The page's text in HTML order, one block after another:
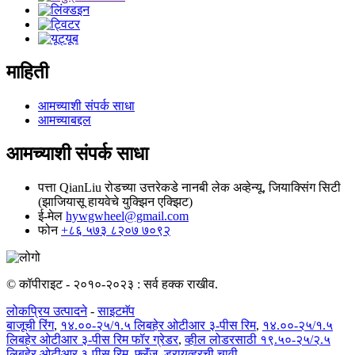
माहिती
आमच्याशी संपर्क साधा
आमच्याबद्दल
आमच्याशी संपर्क साधा
पत्ता QianLiu रोडच्या उत्तरेकडे नानबी लेक अव्हेन्यू, जियाक्सिंग सिटी
(झाजियासू हायवेचे युक्झिन एक्झिट)
ई-मेल hywgwheel@gmail.com
फोन +८६ ५७३ ८२०७ ७०९२
© कॉपीराइट - २०१०-२०२३ : सर्व हक्क राखीव.
लोकप्रिय उत्पादने-साइटमॅप
बाजूची रिंग, १४.००-२५/१.५ लिबहेर ओटीआर ३-पीस रिम, १४.००-२५/१.५
लिबहेर ओटीआर ३-पीस रिम फॉर ग्रेडर,व्हील लोडरसाठी १९.५०-२५/२.५